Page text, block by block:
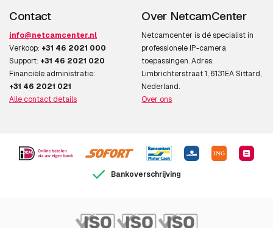
Contact
info@netcamcenter.nl
Verkoop: +31 46 2021 000
Support: +31 46 2021 020
Financiële administratie:
+31 46 2021 021
Alle contact details
Over NetcamCenter
Netcamcenter is dé specialist in
professionele IP-camera
toepassingen. Adres:
Limbrichterstraat 1, 6131EA Sittard,
Nederland.
Over ons
Bankoverschrijving